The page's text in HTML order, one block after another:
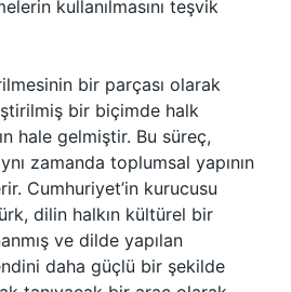
kullanılmasını teşvik
bir parçası olarak
bir biçimde halk
hale gelmiştir. Bu süreç,
zamanda toplumsal yapının
Cumhuriyet’in kurucusu
dilin halkın kültürel bir
ve dilde yapılan
daha güçlü bir şekilde